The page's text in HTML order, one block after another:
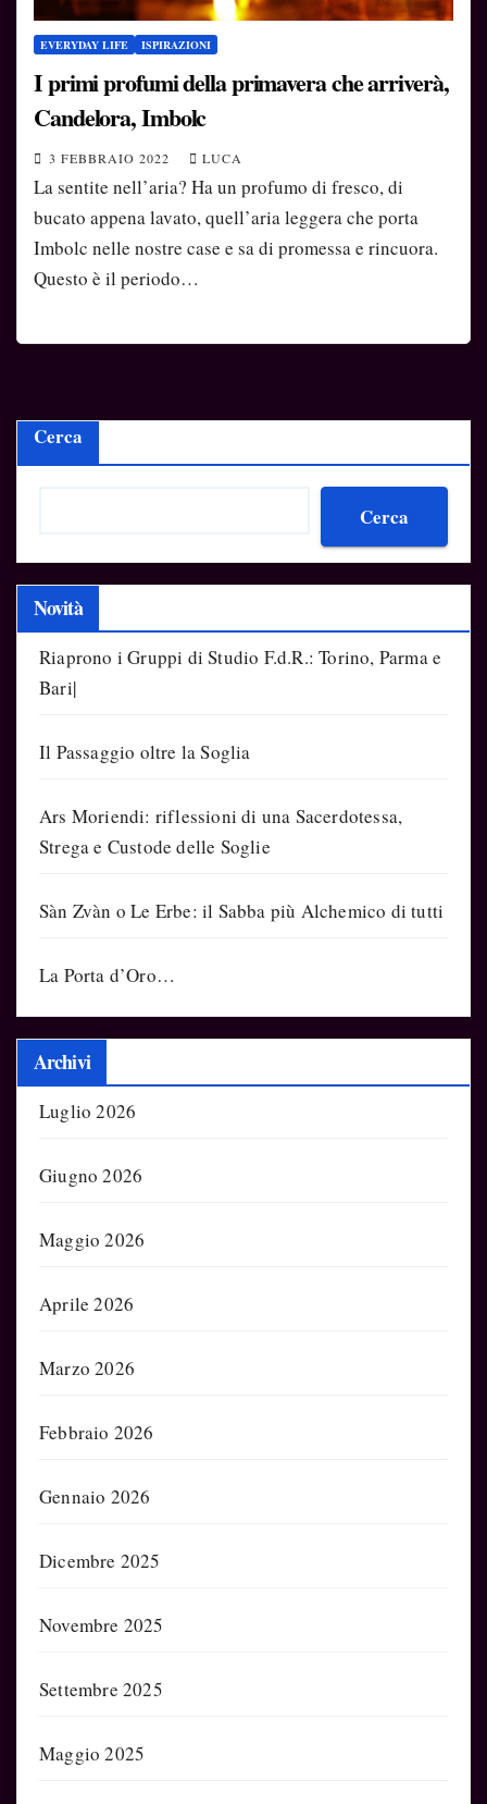
EVERYDAY LIFE ISPIRAZIONI
I primi profumi della primavera che arriverà,
Candelora, Imbolc
3 FEBBRAIO 2022 LUCA
La sentite nell’aria? Ha un profumo di fresco, di
bucato appena lavato, quell’aria leggera che porta
Imbolc nelle nostre case e sa di promessa e rincuora.
Questo è il periodo…
Cerca
Cerca
Novità
Riaprono i Gruppi di Studio F.d.R.: Torino, Parma e
Bari|
Il Passaggio oltre la Soglia
Ars Moriendi: riflessioni di una Sacerdotessa,
Strega e Custode delle Soglie
Sàn Zvàn o Le Erbe: il Sabba più Alchemico di tutti
La Porta d’Oro…
Archivi
Luglio 2026
Giugno 2026
Maggio 2026
Aprile 2026
Marzo 2026
Febbraio 2026
Gennaio 2026
Dicembre 2025
Novembre 2025
Settembre 2025
Maggio 2025